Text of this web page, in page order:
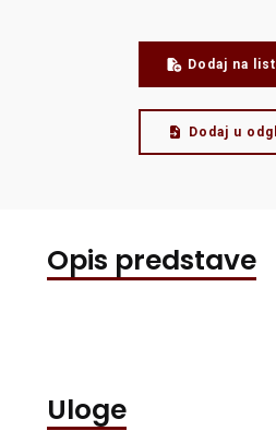
Dodaj na
Dodaj u
Opis predstave
Uloge